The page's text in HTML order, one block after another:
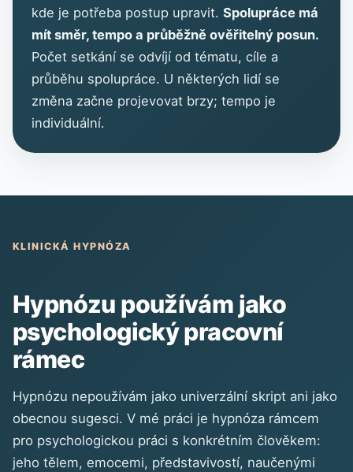
kde je potřeba postup upravit. Spolupráce má
mít směr, tempo a průběžně ověřitelný posun.
Počet setkání se odvíjí od tématu, cíle a
průběhu spolupráce. U některých lidí se
změna začne projevovat brzy; tempo je
individuální.
KLINICKÁ HYPNÓZA
Hypnózu používám jako
psychologický pracovní
rámec
Hypnózu nepoužívám jako univerzální skript ani jako
obecnou sugesci. V mé práci je hypnóza rámcem
pro psychologickou práci s konkrétním člověkem:
jeho tělem, emocemi, představivostí, naučenými